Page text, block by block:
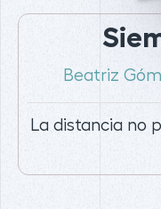
Beatriz
La distancia no